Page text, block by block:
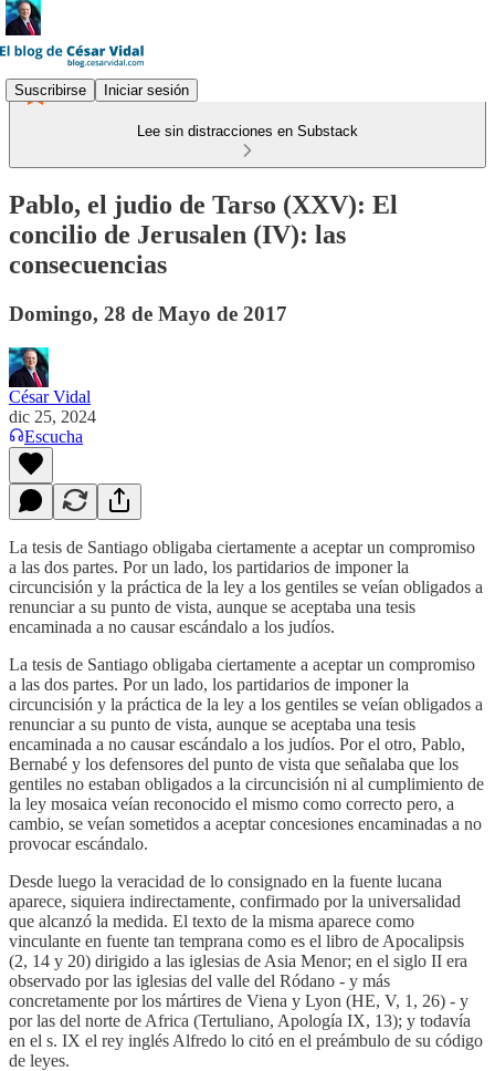
Suscribirse Iniciar sesión
Lee sin distracciones en Substack
Pablo, el judio de Tarso (XXV): El
concilio de Jerusalen (IV): las
consecuencias
Domingo, 28 de Mayo de 2017
César Vidal
dic 25, 2024
Escucha
La tesis de Santiago obligaba ciertamente a aceptar un compromiso
a las dos partes. Por un lado, los partidarios de imponer la
circuncisión y la práctica de la ley a los gentiles se veían obligados a
renunciar a su punto de vista, aunque se aceptaba una tesis
encaminada a no causar escándalo a los judíos.
La tesis de Santiago obligaba ciertamente a aceptar un compromiso
a las dos partes. Por un lado, los partidarios de imponer la
circuncisión y la práctica de la ley a los gentiles se veían obligados a
renunciar a su punto de vista, aunque se aceptaba una tesis
encaminada a no causar escándalo a los judíos. Por el otro, Pablo,
Bernabé y los defensores del punto de vista que señalaba que los
gentiles no estaban obligados a la circuncisión ni al cumplimiento de
la ley mosaica veían reconocido el mismo como correcto pero, a
cambio, se veían sometidos a aceptar concesiones encaminadas a no
provocar escándalo.
Desde luego la veracidad de lo consignado en la fuente lucana
aparece, siquiera indirectamente, confirmado por la universalidad
que alcanzó la medida. El texto de la misma aparece como
vinculante en fuente tan temprana como es el libro de Apocalipsis
(2, 14 y 20) dirigido a las iglesias de Asia Menor; en el siglo II era
observado por las iglesias del valle del Ródano - y más
concretamente por los mártires de Viena y Lyon (HE, V, 1, 26) - y
por las del norte de Africa (Tertuliano, Apología IX, 13); y todavía
en el s. IX el rey inglés Alfredo lo citó en el preámbulo de su código
de leyes.